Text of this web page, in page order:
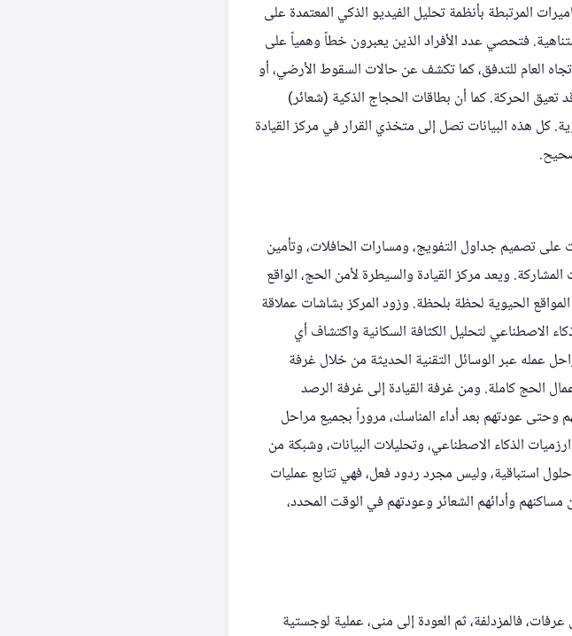
المرتبطة بأنظمة تحليل الفيديو الذكي المعتمدة على
فتحصي عدد الأفراد الذين يعبرون خطاً وهمياً على
عكس الاتجاه العام للتدفق، كما تكشف عن حالات السقوط الأرضي، أو
الحركة. كما أن بطاقات الحجاج الذكية (شعائر)
كل هذه البيانات تصل إلى متخذي القرار في مركز القيادة
تصميم جداول التفويج، ومسارات الحافلات، وتأمين
ويعد مركز القيادة والسيطرة لأمن الحج، الواقع
الحيوية لحظة بلحظة. وزود المركز بشاشات عملاقة
الاصطناعي لتحليل الكثافة السكانية واكتشاف أي
عمله عبر الوسائل التقنية الحديثة من خلال غرفة
الحج كاملة. ومن غرفة القيادة إلى غرفة الرصد
وحتى عودتهم بعد أداء المناسك، مروراً بجميع مراحل
الذكاء الاصطناعي، وتحليلات البيانات، وشبكة من
حلول استباقية، وليس مجرد ردود فعل، فهي تتابع عمليات
وأدائهم الشعائر وعودتهم في الوقت المحدد،
فالمزدلفة، ثم العودة إلى منى، عملية لوجستية